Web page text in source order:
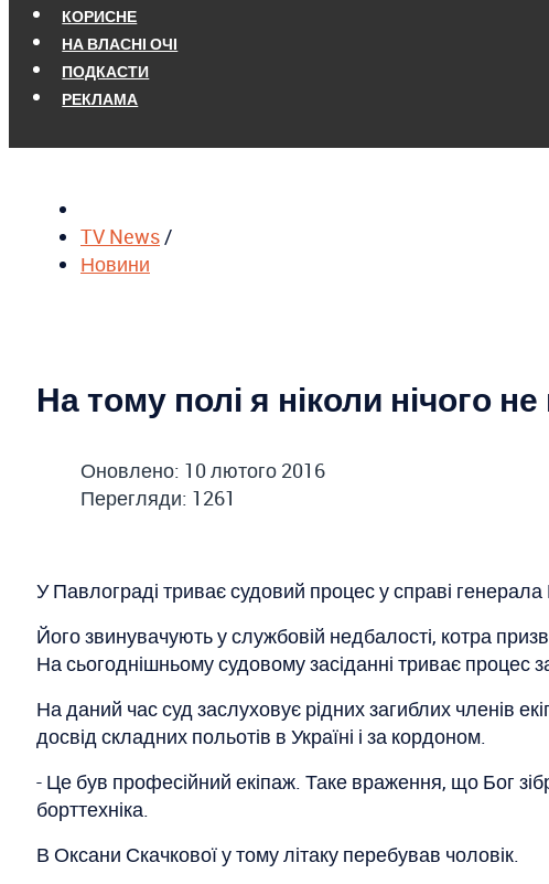
КОРИСНЕ
НА ВЛАСНІ ОЧІ
ПОДКАСТИ
РЕКЛАМА
TV News /
Новини
На тому полі я ніколи нічого
Оновлено: 10 лютого 2016
Перегляди: 1261
У Павлограді триває судовий процес у справі генерала
Його звинувачують у службовій недбалості, котра
На сьогоднішньому судовому засіданні триває процес
На даний час суд заслуховує рідних загиблих членів
досвід складних польотів в Україні і за кордоном.
- Це був професійний екіпаж. Таке враження, що Бог
борттехніка.
В Оксани Скачкової у тому літаку перебував чоловік.